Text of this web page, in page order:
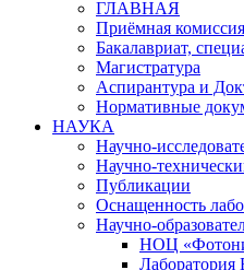
ГЛАВНАЯ
Приёмная комиссия
Бакалавриат,
Магистратура
Аспирантура и
Нормативные
НАУКА
Научно-
Научно-
Публикации
Оснащенность
Научно-
НОЦ
Лаборатория